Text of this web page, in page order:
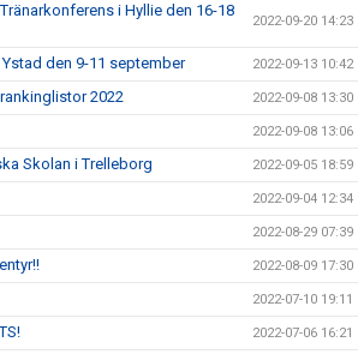
i Hyllie den 16-18
2022-09-20 14:23
den 9-11 september 2022-09-13 10:42
2022 2022-09-08 13:30
2022-09-08 13:06
Skolan i Trelleborg 2022-09-05 18:59
2022-09-04 12:34
2022-08-29 07:39
2022-08-09 17:30
2022-07-10 19:11
2022-07-06 16:21